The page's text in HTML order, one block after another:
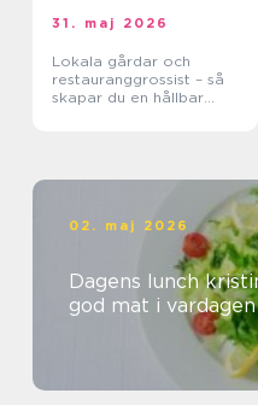
31. maj 2026
Lokala gårdar och
restauranggrossist – så
skapar du en hållbar
02. maj 2026
Dagens lunch
god mat i vardagen